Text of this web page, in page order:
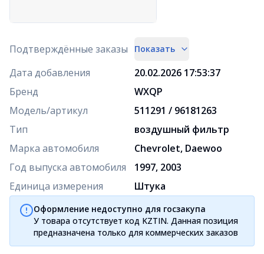
Подтверждённые заказы Показать
Дата добавления
20.02.2026 17:53:37
Бренд
WXQP
Модель/артикул
511291 / 96181263
Тип
воздушный фильтр
Марка автомобиля
Chevrolet, Daewoo
Год выпуска автомобиля
1997, 2003
Единица измерения
Штука
Оформление недоступно для госзакупа
У товара отсутствует код KZTIN. Данная позиция
предназначена только для коммерческих заказов